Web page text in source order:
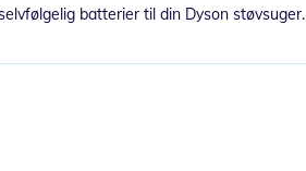
batterier til din Dyson støvsuger.